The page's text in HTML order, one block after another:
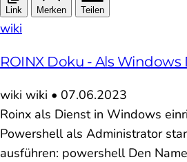
Link Merken Teilen
wiki
ROINX Doku - Als
wiki wiki • 07.06.2023
Roinx als Dienst in Windows
Powershell als Administrator
ausführen: powershell Den